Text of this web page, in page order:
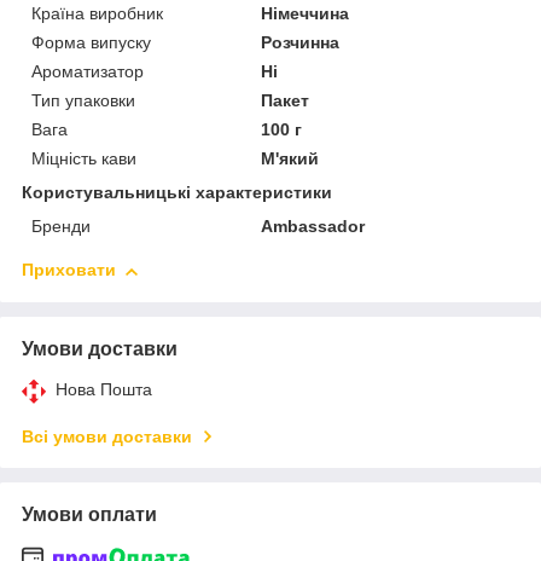
Країна виробник
Німеччина
Форма випуску
Розчинна
Ароматизатор
Ні
Тип упаковки
Пакет
Вага
100 г
Міцність кави
М'який
Користувальницькі характеристики
Бренди
Ambassador
Приховати
Умови доставки
Нова Пошта
Всі умови доставки
Умови оплати